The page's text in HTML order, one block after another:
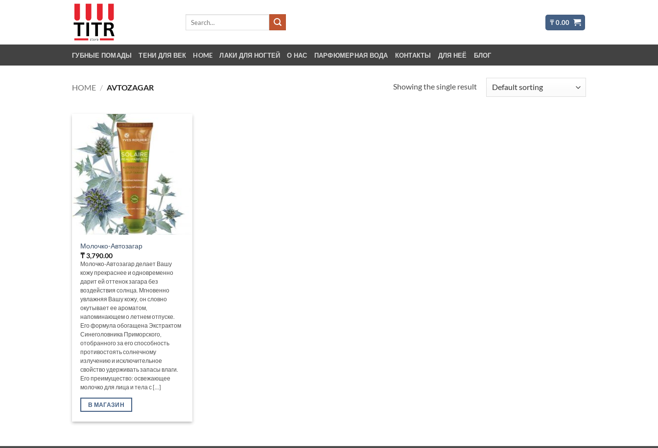
₸0.00
ГУБНЫЕ ПОМАДЫ ТЕНИ ДЛЯ ВЕК HOME ЛАКИ ДЛЯ НОГТЕЙ О НАС ПАРФЮМЕРНАЯ ВОДА КОНТАКТЫ ДЛЯ НЕЁ БЛОГ
HOME / AVTOZAGAR Showing the single result
Молочко-Автозагар
₸3,790.00
Молочко-Автозагар делает Вашу
кожу прекраснее и одновременно
дарит ей оттенок загара без
воздействия солнца. Мгновенно
увлажняя Вашу кожу, он словно
окутывает ее ароматом,
напоминающем о летнем отпуске.
Его формула обогащена Экстрактом
Синеголовника Приморского,
отобранного за его способность
противостоять солнечному
излучению и исключительное
свойство удерживать запасы влаги.
Его преимущество: освежающее
молочко для лица и тела с [...]
В МАГАЗИН